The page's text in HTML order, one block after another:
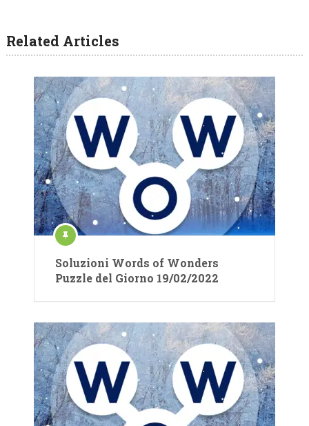
Related Articles
Soluzioni Words of Wonders
Puzzle del Giorno 19/02/2022